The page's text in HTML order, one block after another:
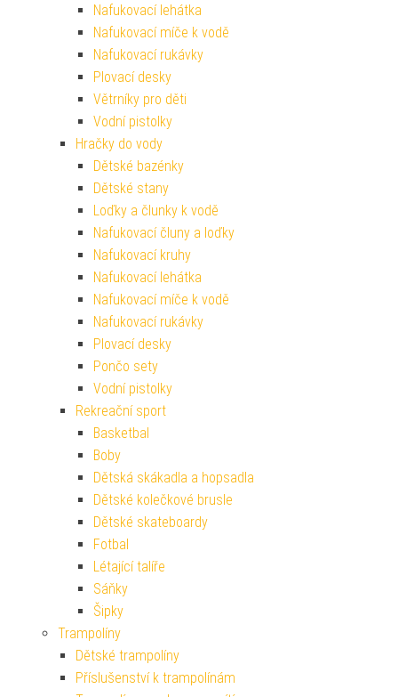
Nafukovací lehátka
Nafukovací míče k vodě
Nafukovací rukávky
Plovací desky
Větrníky pro děti
Vodní pistolky
Hračky do vody
Dětské bazénky
Dětské stany
Loďky a člunky k vodě
Nafukovací čluny a loďky
Nafukovací kruhy
Nafukovací lehátka
Nafukovací míče k vodě
Nafukovací rukávky
Plovací desky
Pončo sety
Vodní pistolky
Rekreační sport
Basketbal
Boby
Dětská skákadla a hopsadla
Dětské kolečkové brusle
Dětské skateboardy
Fotbal
Létající talíře
Sáňky
Šipky
Trampolíny
Dětské trampolíny
Příslušenství k trampolínám